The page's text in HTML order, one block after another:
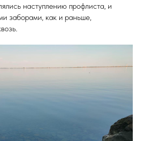
наступлению профлиста, и
заборами, как и раньше,